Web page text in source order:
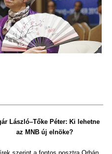
László–Tőke Péter: Ki lehetne
az MNB új elnöke?